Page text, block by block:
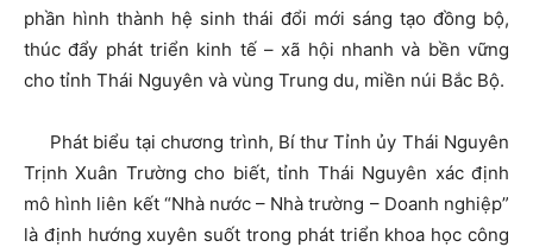
phần hình thành hệ sinh thái đổi mới sáng tạo đồng bộ,
thúc đẩy phát triển kinh tế – xã hội nhanh và bền vững
cho tỉnh Thái Nguyên và vùng Trung du, miền núi Bắc Bộ.
Phát biểu tại chương trình, Bí thư Tỉnh ủy Thái Nguyên
Trịnh Xuân Trường cho biết, tỉnh Thái Nguyên xác định
mô hình liên kết “Nhà nước – Nhà trường – Doanh nghiệp”
là định hướng xuyên suốt trong phát triển khoa học công